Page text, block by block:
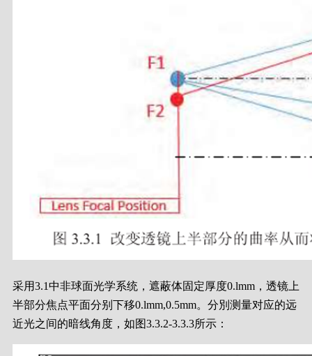
采用3.1中非球面光学系统，遮蔽体固定厚度0.lmm，透镜上
半部分焦点平面分别下移0.lmm,0.5mm。分別测量对应的远
近光之间的暗线角度，如图3.3.2-3.3.3所示：